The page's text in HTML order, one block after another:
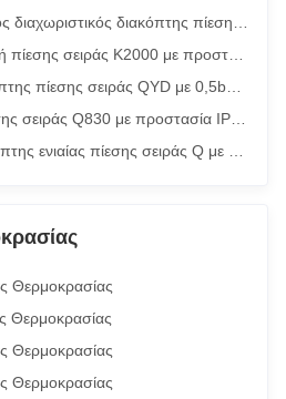
με προστασία IP65 0,5 έως 6 bar και τάση τροφοδοσίας 125VDC/250VDC
IP67 για παρακολούθηση καθαρού χώρου και εύρος 30Pa~10KPa
με 0,5bar~6bar Περιοχή προστασίας IP44 και θερμοκρασία -20~120°C
IP44 και ευρύ εύρος θερμοκρασιών για βιομηχανικές εφαρμογές
πίεσης σειράς Q με προστασία IP44
Θερμοκρασίας
Θερμοκρασίας
Θερμοκρασίας
Θερμοκρασίας